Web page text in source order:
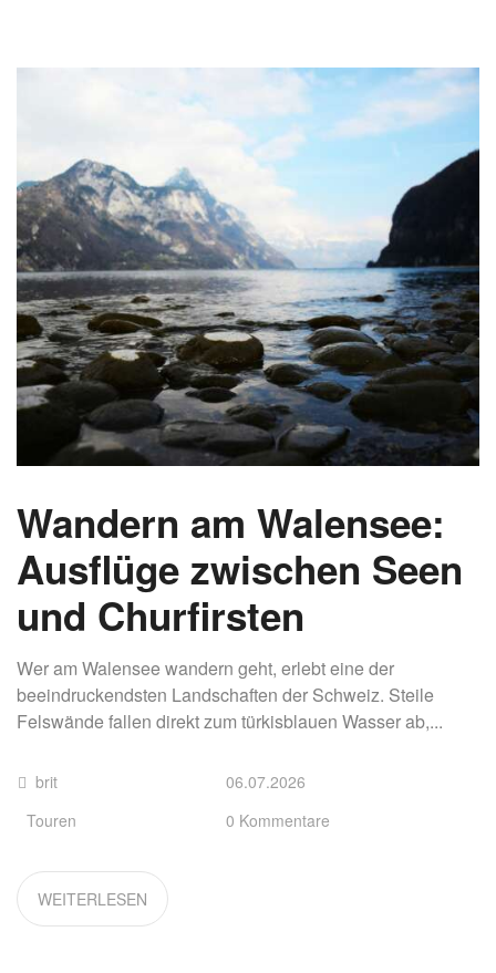
Wandern am Walensee:
Ausflüge zwischen Seen
und Churfirsten
Wer am Walensee wandern geht, erlebt eine der
beeindruckendsten Landschaften der Schweiz. Steile
Felswände fallen direkt zum türkisblauen Wasser ab,...
brit
Touren
06.07.2026
0 Kommentare
WEITERLESEN